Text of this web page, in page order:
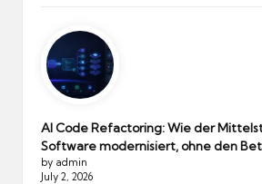
AI Code Refactoring: Wie der
Software modernisiert, ohne den
by admin
July 2, 2026